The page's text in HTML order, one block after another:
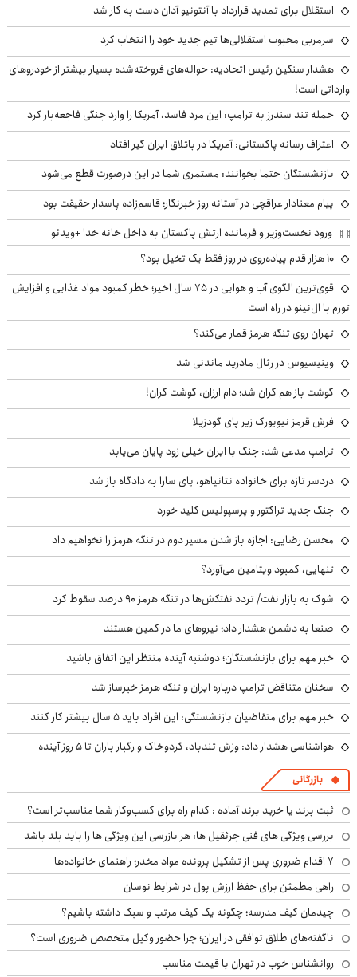
استقلال برای تمدید قرارداد با آنتونیو آدان دست به کار شد
سرمربی محبوب استقلالی‌ها تیم جدید خود را انتخاب کرد
هشدار سنگین رئیس اتحادیه: حواله‌های فروخته‌شده بسیار بیشتر از خودروهای
وارداتی است!
حمله تند سندرز به ترامپ: این مرد فاسد، آمریکا را وارد جنگی فاجعه‌بار کرد
اعتراف رسانه پاکستانی: آمریکا در باتلاق ایران گیر افتاد
بازنشستگان حتما بخوانند: مستمری شما در این درصورت قطع می‌شود
پیام معنادار عراقچی در آستانه روز خبرنگار؛ قاسم‌زاده پاسدار حقیقت بود
ورود نخست‌وزیر و فرمانده ارتش پاکستان به داخل خانه خدا +ویدئو
۱۰ هزار قدم پیاده‌روی در روز فقط یک تخیل بود؟
قوی‌ترین الگوی آب و هوایی در ۷۵ سال اخیر؛ خطر کمبود مواد غذایی و افزایش
تورم با ال‌نینو در راه است
تهران روی تنگه هرمز قمار می‌کند؟
وینیسیوس در رئال مادرید ماندنی شد
گوشت باز هم گران شد؛ دام ارزان، گوشت گران!
فرش قرمز نیویورک زیر پای گودزیلا
ترامپ مدعی شد: جنگ با ایران خیلی زود پایان می‌یابد
دردسر تازه برای خانواده نتانیاهو، پای سارا به دادگاه باز شد
جنگ جدید تراکتور و پرسپولیس کلید خورد
محسن رضایی: اجازه باز شدن مسیر دوم در تنگه هرمز را نخواهیم داد
تنهایی، کمبود ویتامین می‌آورد؟
شوک به بازار نفت/ تردد نفتکش‌ها در تنگه هرمز ۹۰ درصد سقوط کرد
صنعا به دشمن هشدار داد؛ نیروهای ما در کمین هستند
خبر مهم برای بازنشستگان؛ دوشنبه آینده منتظر این اتفاق باشید
سخنان متناقض ترامپ درباره ایران و تنگه هرمز خبرساز شد
خبر مهم برای متقاضیان بازنشستگی: این افراد باید ۵ سال بیشتر کار کنند
هواشناسی هشدار داد: وزش تندباد، گردوخاک و رگبار باران تا ۵ روز آینده
بازرگانی
ثبت برند یا خرید برند آماده : کدام راه برای کسب‌وکار شما مناسب‌تر است؟
بررسی ویژگی های فنی جرثقیل ها: هر بازرسی این ویژگی ها را باید بلد باشد
۷ اقدام ضروری پس از تشکیل پرونده مواد مخدر؛ راهنمای خانواده‌ها
راهی مطمئن برای حفظ ارزش پول در شرایط نوسان
چیدمان کیف مدرسه؛ چگونه یک کیف مرتب و سبک داشته باشیم؟
ناگفته‌های طلاق توافقی در ایران؛ چرا حضور وکیل متخصص ضروری است؟
روانشناس خوب در تهران با قیمت مناسب